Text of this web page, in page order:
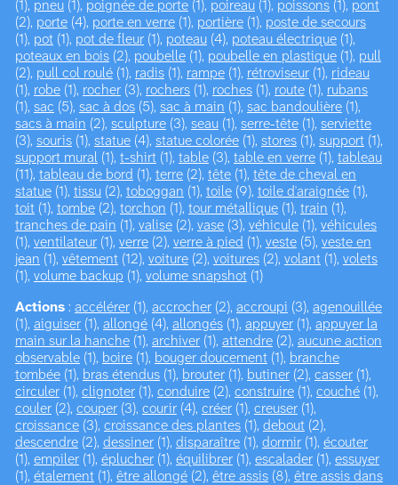
(1), pneu(1), poignée de porte(1), poireau(1), poissons(1), pont
(2), porte(4), porte en verre(1), portière(1), poste de secours
(1), pot (1), pot de fleur(1), poteau(4), poteau électrique(1),
poteaux en bois(2), poubelle(1), poubelle en plastique(1), pull
(2), pull col roulé(1), radis(1), rampe(1), rétroviseur(1), rideau
(1), robe(1), rocher(3), rochers(1), roches(1), route(1), rubans
(1), sac (5), sac à dos(5), sac à main (1), sac bandoulière(1),
sacs à main (2), sculpture(3), seau(1), serre-tête(1), serviette
(3), souris(1), statue(4), statue colorée(1), stores(1), support (1),
support mural(1), t-shirt (1), table(3), table en verre(1), tableau
(11), tableau de bord (1), terre(2), tête(1), tête de cheval en
statue(1), tissu(2), toboggan (1), toile(9), toile d'araignée(1),
toit (1), tombe(2), torchon (1), tour métallique(1), train (1),
tranches de pain (1), valise(2), vase(3), véhicule(1), véhicules
(1), ventilateur(1), verre(2), verre à pied (1), veste(5), veste en
jean (1), vêtement (12), voiture(2), voitures(2), volant (1), volets
(1), volume backup (1), volume snapshot (1)
Actions: accélérer(1), accrocher(2), accroupi (3), agenouillée
(1), aiguiser(1), allongé(4), allongés(1), appuyer(1), appuyer la
main sur la hanche(1), archiver(1), attendre(2), aucune action
observable(1), boire(1), bouger doucement (1), branche
tombée(1), bras étendus(1), brouter(1), butiner(2), casser(1),
circuler(1), clignoter(1), conduire(2), construire(1), couché(1),
couler(2), couper(3), courir(4), créer(1), creuser(1),
croissance(3), croissance des plantes(1), debout (2),
descendre(2), dessiner(1), disparaître(1), dormir(1), écouter
(1), empiler(1), éplucher(1), équilibrer(1), escalader(1), essuyer
(1), étalement (1), être allongé(2), être assis(8), être assis dans